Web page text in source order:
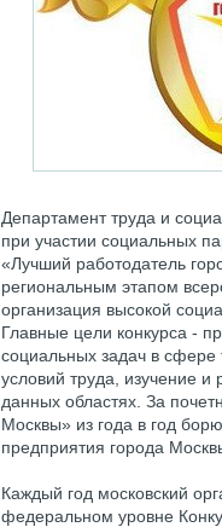
Департамент труда и
при участии социальных
«Лучший работодатель
региональным этапом
организация высокой
Главные цели конкурса -
социальных задач в сфере
условий труда, изучение и
данных областях. За
Москвы» из года в год
предприятия города
Каждый год московский
федеральном уровне